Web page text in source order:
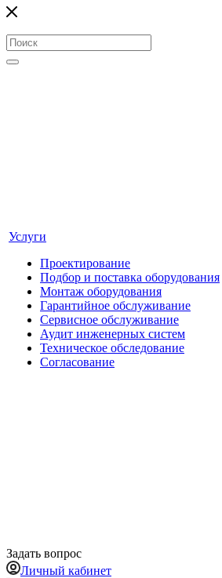
Услуги
Проектирование
Подбор и поставка оборудования
Монтаж оборудования
Гарантийное обслуживание
Сервисное обслуживание
Аудит инженерных систем
Техническое обследование
Согласование
Задать вопрос
Личный кабинет